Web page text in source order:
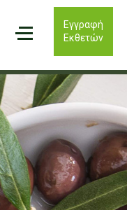
Εγγραφή
Εκθετών